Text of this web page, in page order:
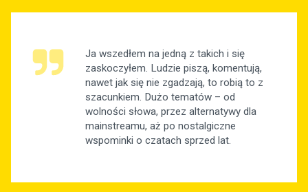
Ja wszedłem na jedną z takich i się
zaskoczyłem. Ludzie piszą, komentują,
nawet jak się nie zgadzają, to robią to z
szacunkiem. Dużo tematów – od
wolności słowa, przez alternatywy dla
mainstreamu, aż po nostalgiczne
wspominki o czatach sprzed lat.